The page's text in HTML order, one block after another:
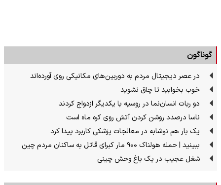
گوناگون
در عصر دیجیتال مردم به دوربین‌های مکانیکی روی آورده‌اند
خوب بخوابید تا چاق نشوید
دو ربات انسان‌نما در روسیه با یکدیگر ازدواج کردند
ناسا درصدد روشن کردن آتش روی کره ماه است
یک بار هم نوشابه در معالجات پزشکی کاربرد پیدا کرد
ببینید | حمله هولناک ۹۰۰ مار کبرای قاتل به ساکنان مردم چین
شغل عجیب در یک باغ وحش چینی